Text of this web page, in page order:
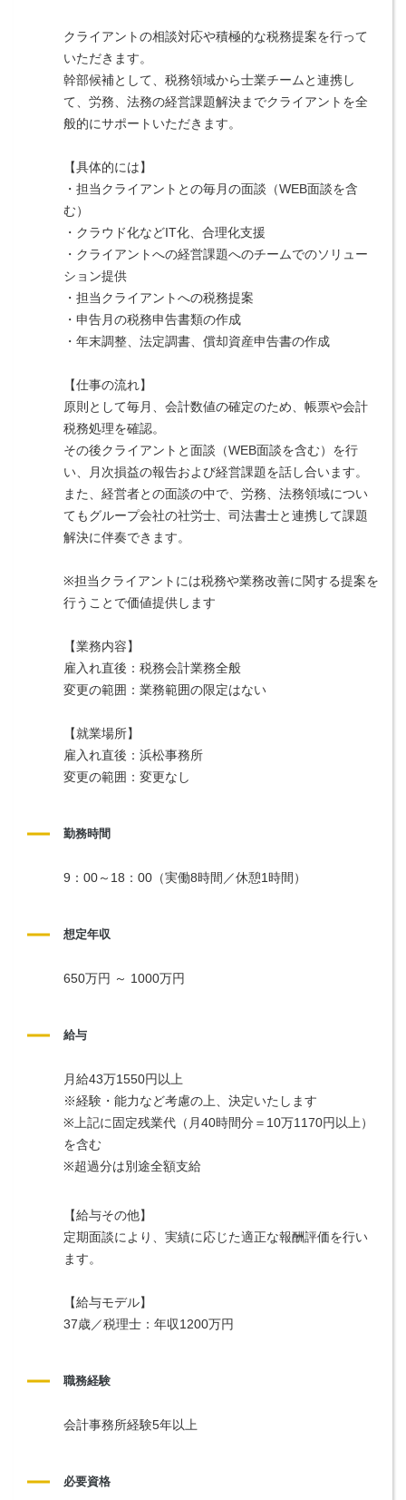
クライアントの相談対応や積極的な税務提案を行って
いただきます。
幹部候補として、税務領域から士業チームと連携し
て、労務、法務の経営課題解決までクライアントを全
般的にサポートいただきます。
【具体的には】
・担当クライアントとの毎月の面談（WEB面談を含
む）
・クラウド化などIT化、合理化支援
・クライアントへの経営課題へのチームでのソリュー
ション提供
・担当クライアントへの税務提案
・申告月の税務申告書類の作成
・年末調整、法定調書、償却資産申告書の作成
【仕事の流れ】
原則として毎月、会計数値の確定のため、帳票や会計
税務処理を確認。
その後クライアントと面談（WEB面談を含む）を行
い、月次損益の報告および経営課題を話し合います。
また、経営者との面談の中で、労務、法務領域につい
てもグループ会社の社労士、司法書士と連携して課題
解決に伴奏できます。
※担当クライアントには税務や業務改善に関する提案を
行うことで価値提供します
【業務内容】
雇入れ直後：税務会計業務全般
変更の範囲：業務範囲の限定はない
【就業場所】
雇入れ直後：浜松事務所
変更の範囲：変更なし
勤務時間
9：00～18：00（実働8時間／休憩1時間）
想定年収
650万円 ～ 1000万円
給与
月給43万1550円以上
※経験・能力など考慮の上、決定いたします
※上記に固定残業代（月40時間分＝10万1170円以上）
を含む
※超過分は別途全額支給
【給与その他】
定期面談により、実績に応じた適正な報酬評価を行い
ます。
【給与モデル】
37歳／税理士：年収1200万円
職務経験
会計事務所経験5年以上
必要資格